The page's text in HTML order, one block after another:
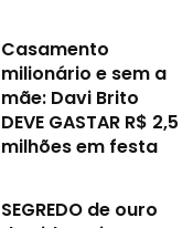
Casamento
milionário e sem a
mãe: Davi Brito
DEVE GASTAR R$ 2,5
milhões em festa
SEGREDO de ouro